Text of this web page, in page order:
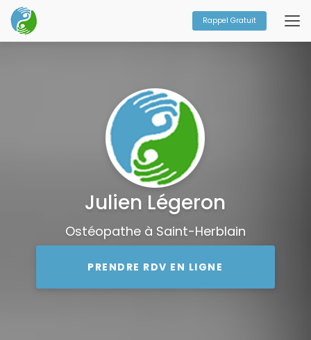
Aller
au
contenu
principal
Rappel Gratuit
Julien Légeron
Ostéopathe à Saint-Herblain
PRENDRE RDV EN LIGNE